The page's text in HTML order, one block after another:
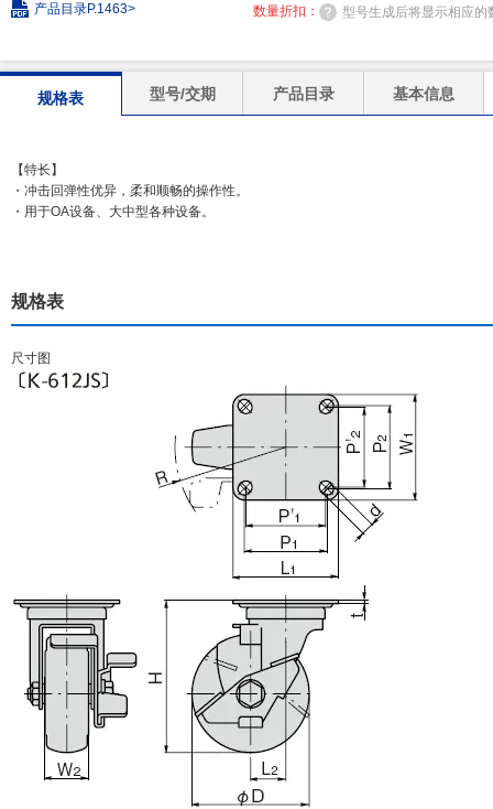
产品目录P.1463>
数量折扣： 型号生成后将显示相应的
规格表 型号/交期 产品目录 基本信息
【特长】
・冲击回弹性优异，柔和顺畅的操作性。
・用于OA设备、大中型各种设备。
规格表
尺寸图